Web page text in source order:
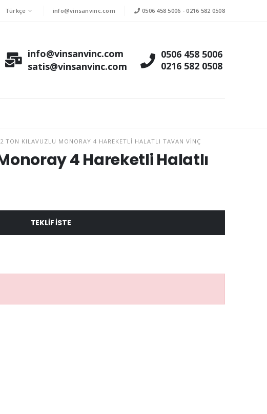
Türkçe info@vinsanvinc.com 0506 458 5006 -0216 582 0508
info@vinsanvinc.com
satis@vinsanvinc.com
0506 458 5006
0216 582 0508
2 TON KILAVUZLU MONORAY 4 HAREKETLI HALATLI TAVAN VINÇ
4 Hareketli Halatlı
TEKLIF ISTE